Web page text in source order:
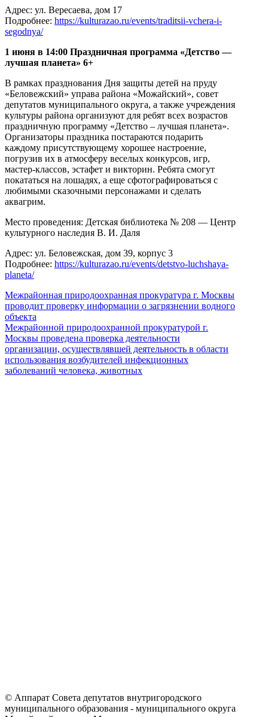
Адрес: ул. Вересаева, дом 17
Подробнее: https://kulturazao.ru/events/traditsii-vchera-i-
segodnya/
1 июня в 14:00 Праздничная программа «Детство —
лучшая планета» 6+
В рамках празднования Дня защиты детей на пруду
«Беловежский» управа района «Можайский», совет
депутатов муниципального округа, а также учреждения
культуры района организуют для ребят всех возрастов
праздничную программу «Детство – лучшая планета».
Организаторы праздника постараются подарить
каждому присутствующему хорошее настроение,
погрузив их в атмосферу веселых конкурсов, игр,
мастер-классов, эстафет и викторин. Ребята смогут
покататься на лошадях, а еще сфотографироваться с
любимыми сказочными персонажами и сделать
аквагрим.
Место проведения: Детская библиотека № 208 — Центр
культурного наследия В. И. Даля
Адрес: ул. Беловежская, дом 39, корпус 3
Подробнее: https://kulturazao.ru/events/detstvo-luchshaya-
planeta/
Межрайонная природоохранная прокуратура г. Москвы
проводит проверку информации о загрязнении водного
объекта
Межрайонной природоохранной прокуратурой г.
Москвы проведена проверка деятельности
организации, осуществлявшей деятельность в области
использования возбудителей инфекционных
заболеваний человека, животных
© Аппарат Совета депутатов внутригородского
муниципального образования - муниципального округа